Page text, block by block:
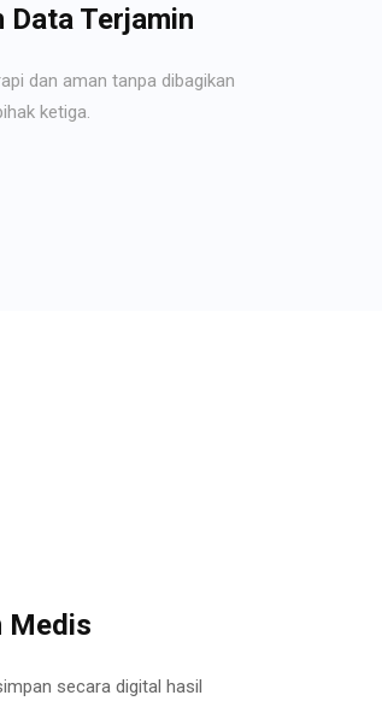
Data Terjamin
dan aman tanpa dibagikan
ketiga.
Medis
secara digital hasil